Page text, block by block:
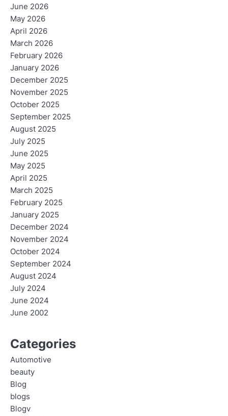
June 2026
May 2026
April 2026
March 2026
February 2026
January 2026
December 2025
November 2025
October 2025
September 2025
August 2025
July 2025
June 2025
May 2025
April 2025
March 2025
February 2025
January 2025
December 2024
November 2024
October 2024
September 2024
August 2024
July 2024
June 2024
June 2002
Categories
Automotive
beauty
Blog
blogs
Blogv